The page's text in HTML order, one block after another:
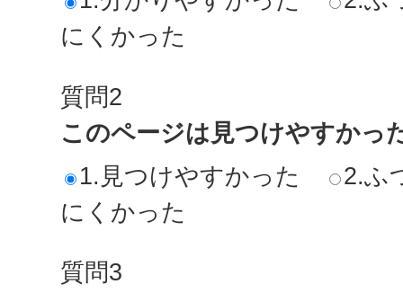
にくかった
質問2
このページは見つけやすかっ
1.見つけやすかった
2.ふ
にくかった
質問3